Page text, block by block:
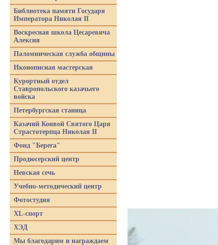
Библиотека памяти Государя
Императора Николая II
Воскресная школа Цесаревича
Алексия
Паломническая служба общины
Иконописная мастерская
Курортный отдел
Ставропольского казачьего
войска
Петербургская станица
Казачий Конвой Святого Царя
Страстотерпца Николая II
Фонд "Берега"
Продюсерский центр
Невская сечь
Учебно-методический центр
Фотостудия
XL-спорт
ХЭД
Мы благодарим и награждаем